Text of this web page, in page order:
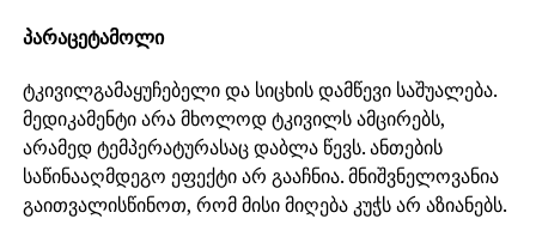
პარაცეტამოლი
ტკივილგამაყუჩებელი და სიცხის დამწევი საშუალება.
მედიკამენტი არა მხოლოდ ტკივილს ამცირებს,
არამედ ტემპერატურასაც დაბლა წევს. ანთების
საწინააღმდეგო ეფექტი არ გააჩნია. მნიშვნელოვანია
გაითვალისწინოთ, რომ მისი მიღება კუჭს არ აზიანებს.